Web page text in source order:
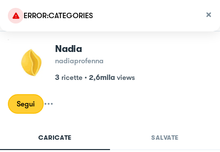
ERROR:CATEGORIES
Nadia
nadiaprofenna
3 ricette • 2,6mila views
Segui
CARICATE SALVATE